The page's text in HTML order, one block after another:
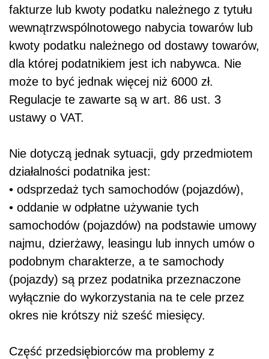
fakturze lub kwoty podatku należnego z tytułu
wewnątrzwspólnotowego nabycia towarów lub
kwoty podatku należnego od dostawy towarów,
dla której podatnikiem jest ich nabywca. Nie
może to być jednak więcej niż 6000 zł.
Regulacje te zawarte są w art. 86 ust. 3
ustawy o VAT.
Nie dotyczą jednak sytuacji, gdy przedmiotem
działalności podatnika jest:
• odsprzedaż tych samochodów (pojazdów),
• oddanie w odpłatne używanie tych
samochodów (pojazdów) na podstawie umowy
najmu, dzierżawy, leasingu lub innych umów o
podobnym charakterze, a te samochody
(pojazdy) są przez podatnika przeznaczone
wyłącznie do wykorzystania na te cele przez
okres nie krótszy niż sześć miesięcy.
Część przedsiębiorców ma problemy z